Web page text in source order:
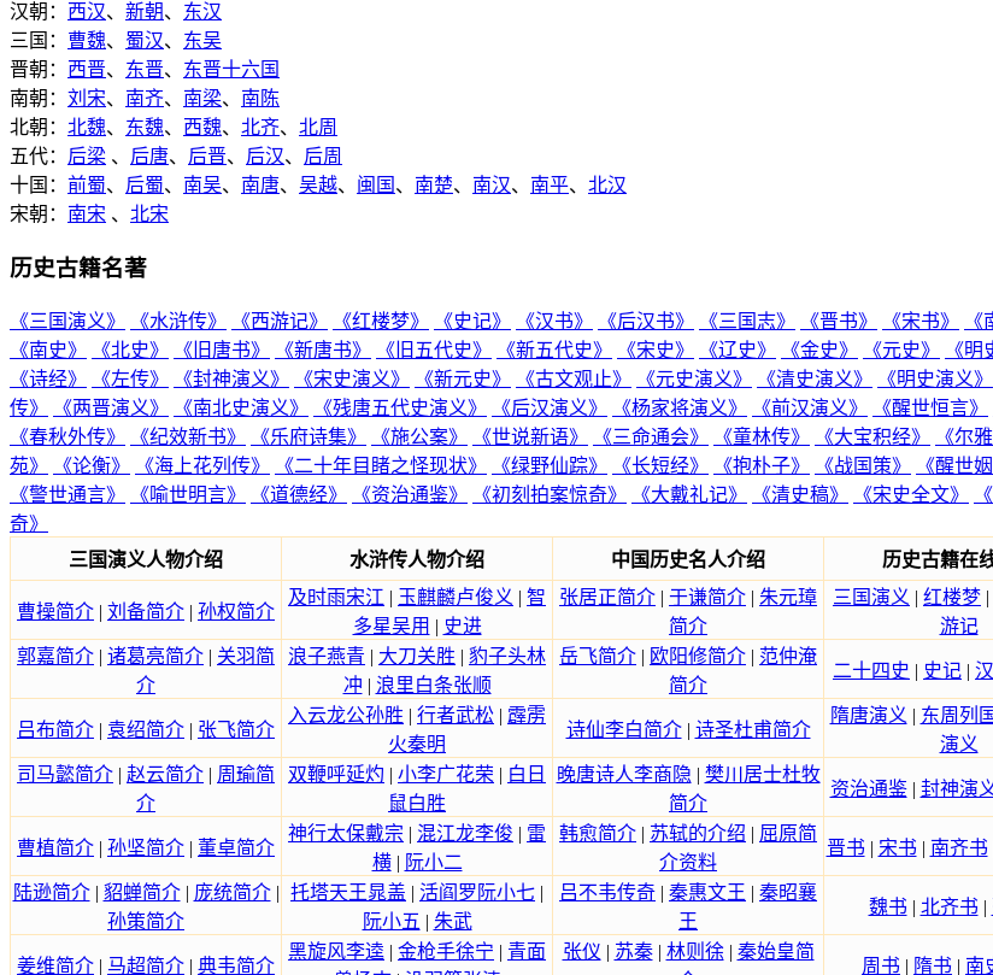
汉朝： 西汉、 新朝、 东汉
三国： 曹魏、 蜀汉、 东吴
晋朝： 西晋、 东晋、 东晋十六国
南朝： 刘宋、 南齐、 南梁、 南陈
北朝： 北魏、 东魏、 西魏、 北齐、 北周
五代： 后梁 、 后唐、 后晋、 后汉、 后周
十国： 前蜀、 后蜀、 南吴、 南唐、 吴越、 闽国 、 南楚、 南汉、 南平、 北汉
宋朝： 南宋 、 北宋
历史古籍名著
《三国演义》 《水浒传》 《西游记》 《红楼梦》 《史记》 《汉书》 《后汉书》 《三国志》 《晋书》 《宋书》 《
《南史》
《北史》 《旧唐书》 《新唐书》 《旧五代史》 《新五代史》 《宋史》 《辽史》 《金史》 《元史》 《明
《诗经》
《左传》 《封神演义》 《宋史演义》 《新元史》 《古文观止》 《元史演义》 《清史演义》 《明史演义》
传》
《两晋演义》 《南北史演义》 《残唐五代史演义》 《后汉演义》 《杨家将演义》 《前汉演义》 《醒世恒言》
《春秋外传》
《纪效新书》 《乐府诗集》 《施公案》 《世说新语》 《三命通会》 《童林传》 《大宝积经》 《尔雅
苑》
《论衡》 《海上花列传》 《二十年目睹之怪现状》 《绿野仙踪》 《长短经》 《抱朴子》 《战国策》 《醒世
《警世通言》
《喻世明言》 《道德经》 《资治通鉴》 《初刻拍案惊奇》 《大戴礼记》 《清史稿》 《宋史全文》
奇》
三国演义人物介绍
水浒传人物介绍 中国历史名人介绍 历史古籍在
曹操简介 | 刘备简介 | 孙权简介
及时雨宋江 | 玉麒麟卢俊义 | 智
多星吴用 | 史进
张居正简介 | 于谦简介 | 朱元璋
简介
三国演义 | 红楼梦 |
游记
郭嘉简介 | 诸葛亮简介 | 关羽简
介
浪子燕青 | 大刀关胜 | 豹子头林
冲 | 浪里白条张顺
岳飞简介 | 欧阳修简介 | 范仲淹
简介
二十四史 | 史记 |
吕布简介 | 袁绍简介 | 张飞简介
入云龙公孙胜 | 行者武松 | 霹雳
火秦明
诗仙李白简介| 诗圣杜甫简介
隋唐演义 | 东周列
演义
司马懿简介 | 赵云简介 | 周瑜简
介
双鞭呼延灼 | 小李广花荣 | 白日
鼠白胜
晚唐诗人李商隐 | 樊川居士杜牧
简介
资治通鉴| 封神演
曹植简介 | 孙坚简介 | 董卓简介
神行太保戴宗 | 混江龙李俊 | 雷
横| 阮小二
韩愈简介 | 苏轼的介绍 | 屈原简
介资料
晋书 | 宋书 | 南齐书
陆逊简介| 貂蝉简介| 庞统简介|
孙策简介
托塔天王晁盖 | 活阎罗阮小七 |
阮小五 | 朱武
吕不韦传奇 | 秦惠文王 | 秦昭襄
王
魏书 | 北齐书 |
姜维简介 | 马超简介 | 典韦简介
黑旋风李逵 | 金枪手徐宁 | 青面
张仪 | 苏秦| 林则徐| 秦始皇简
周书 | 隋书 | 南